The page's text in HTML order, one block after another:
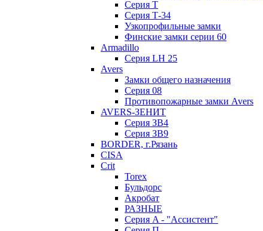
Серия Т
Серия Т-34
Узкопрофильные замки
Финские замки серии 60
Armadillo
Серия LH 25
Avers
Замки общего назначения
Серия 08
Противопожарные замки Avers
AVERS-ЗЕНИТ
Серия ЗВ4
Серия ЗВ9
BORDER, г.Рязань
CISA
Crit
Torex
Бульдорс
Акробат
РАЗНЫЕ
Серия A - "Ассистент"